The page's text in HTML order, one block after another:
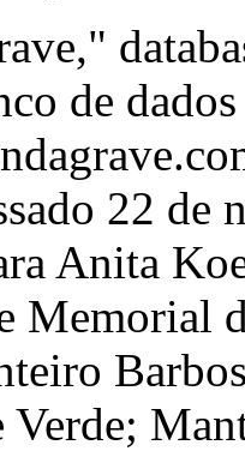
de
22 de
Anita
Memorial
Verde;